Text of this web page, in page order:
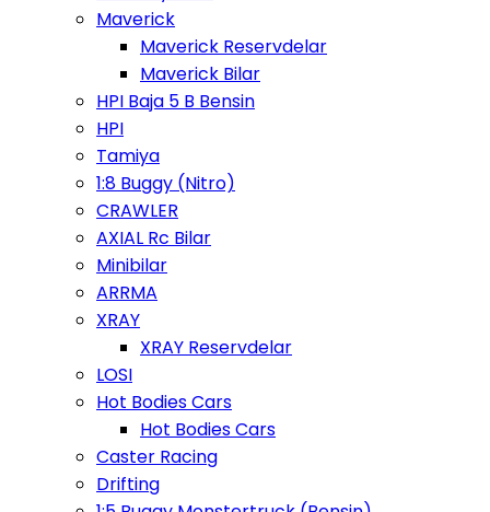
Maverick
Maverick Reservdelar
Maverick Bilar
HPI Baja 5 B Bensin
HPI
Tamiya
1:8 Buggy (Nitro)
CRAWLER
AXIAL Rc Bilar
Minibilar
ARRMA
XRAY
XRAY Reservdelar
LOSI
Hot Bodies Cars
Hot Bodies Cars
Caster Racing
Drifting